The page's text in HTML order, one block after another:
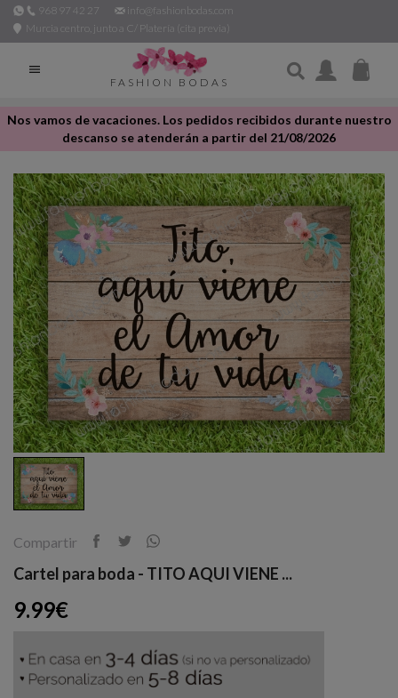
968 97 42 27
info@fashionbodas.com
Murcia centro, junto a C/ Platería (cita previa)

FASHION BODAS
Nos vamos de vacaciones. Los pedidos recibidos durante nuestro
descanso se atenderán a partir del 21/08/2026
Compartir
Cartel para boda - TITO AQUI VIENE ...
9.99€